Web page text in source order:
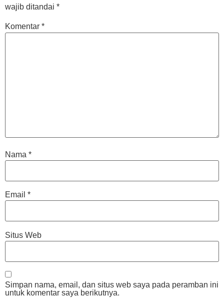
wajib ditandai *
Komentar *
Nama *
Email *
Situs Web
Simpan nama, email, dan situs web saya pada peramban ini
untuk komentar saya berikutnya.